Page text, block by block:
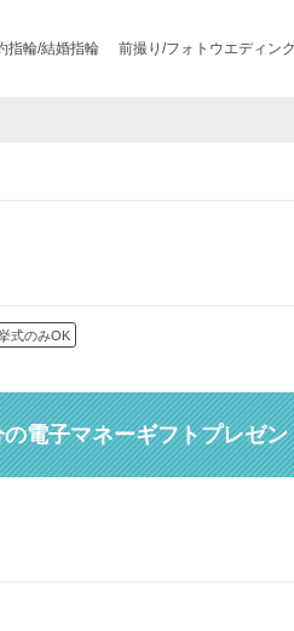
指輪/結婚指輪 前撮り/フォトウエディン
式のみOK
電子マネーギフトプレゼ